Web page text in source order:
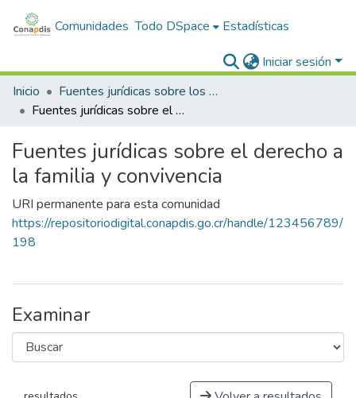
Comunidades Todo DSpace Estadísticas
Iniciar sesión
Inicio
Fuentes jurídicas sobre los derechos de las personas con discapacidad
Fuentes jurídicas sobre el derecho a la familia y convivencia
Fuentes jurídicas sobre el derecho a
la familia y convivencia
URI permanente para esta comunidad
https://repositoriodigital.conapdis.go.cr/handle/123456789/
198
Examinar